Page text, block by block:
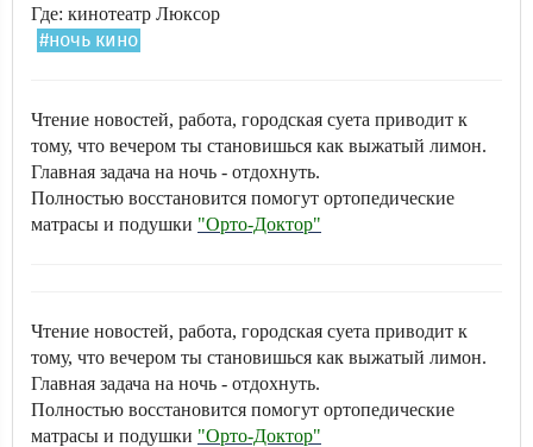
Где: кинотеатр Люксор
#ночь кино
Чтение новостей, работа, городская суета приводит к
тому, что вечером ты становишься как выжатый лимон.
Главная задача на ночь - отдохнуть.
Полностью восстановится помогут ортопедические
матрасы и подушки "Орто-Доктор"
Чтение новостей, работа, городская суета приводит к
тому, что вечером ты становишься как выжатый лимон.
Главная задача на ночь - отдохнуть.
Полностью восстановится помогут ортопедические
матрасы и подушки "Орто-Доктор"